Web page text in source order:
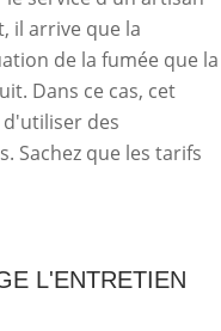
il arrive que la
de la fumée que la
Dans ce cas, cet
des
Sachez que les tarifs
L'ENTRETIEN